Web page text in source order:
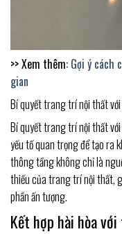
>> Xem thêm: Gợi ý cách
gian
Bí quyết trang trí nội thất
Bí quyết trang trí nội thất
yếu tố quan trọng để tạo ra
thông tầng không chỉ là
thiếu của trang trí nội thất,
phần ấn tượng.
Kết hợp hài hòa